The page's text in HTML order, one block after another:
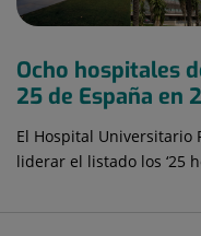
Ocho hospitales
25 de España en
El Hospital Universitario
liderar el listado los ‘25